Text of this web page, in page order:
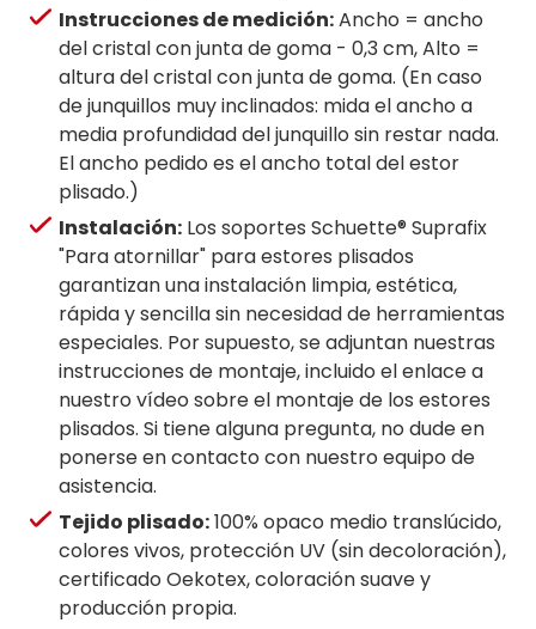
Instrucciones de medición:Ancho = ancho
del cristal con junta de goma - 0,3 cm, Alto =
altura del cristal con junta de goma. (En caso
de junquillos muy inclinados: mida el ancho a
media profundidad del junquillo sin restar nada.
El ancho pedido es el ancho total del estor
plisado.)
Instalación: Los soportes Schuette® Suprafix
"Para atornillar" para estores plisados
garantizan una instalación limpia, estética,
rápida y sencilla sin necesidad de herramientas
especiales. Por supuesto, se adjuntan nuestras
instrucciones de montaje, incluido el enlace a
nuestro vídeo sobre el montaje de los estores
plisados. Si tiene alguna pregunta, no dude en
ponerse en contacto con nuestro equipo de
asistencia.
Tejido plisado:100% opaco medio translúcido,
colores vivos, protección UV (sin decoloración),
certificado Oekotex, coloración suave y
producción propia.